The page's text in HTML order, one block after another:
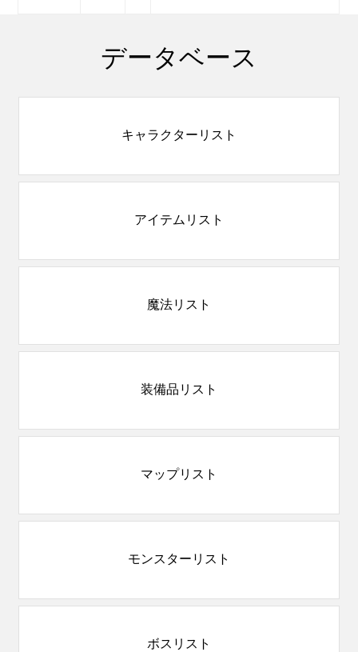
データベース
キャラクターリスト
アイテムリスト
魔法リスト
装備品リスト
マップリスト
モンスターリスト
ボスリスト